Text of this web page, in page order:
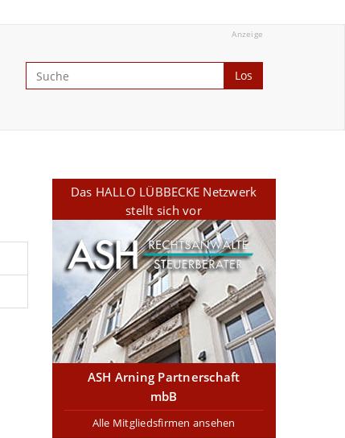
Anzeige
Los
Das HALLO LÜBBECKE Netzwerk
stellt sich vor
ASH Arning Partnerschaft
mbB
Alle Mitgliedsfirmen ansehen